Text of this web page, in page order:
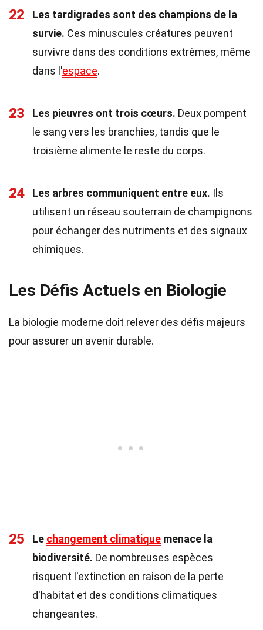
22
Les tardigrades sont des champions de la
survie. Ces minuscules créatures peuvent
survivre dans des conditions extrêmes, même
dans l'espace.
23 Les pieuvres ont trois cœurs. Deux pompent
le sang vers les branchies, tandis que le
troisième alimente le reste du corps.
24 Les arbres communiquent entre eux. Ils
utilisent un réseau souterrain de champignons
pour échanger des nutriments et des signaux
chimiques.
Les Défis Actuels en Biologie
La biologie moderne doit relever des défis majeurs
pour assurer un avenir durable.
25 Le changement climatique menace la
biodiversité. De nombreuses espèces
risquent l'extinction en raison de la perte
d'habitat et des conditions climatiques
changeantes.